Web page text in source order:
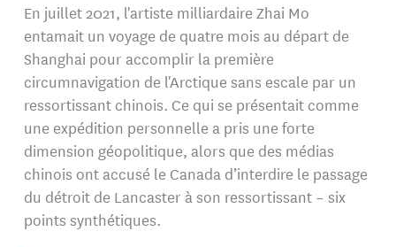
En juillet 2021, l'artiste milliardaire Zhai Mo
entamait un voyage de quatre mois au départ de
Shanghai pour accomplir la première
circumnavigation de l'Arctique sans escale par un
ressortissant chinois. Ce qui se présentait comme
une expédition personnelle a pris une forte
dimension géopolitique, alors que des médias
chinois ont accusé le Canada d’interdire le passage
du détroit de Lancaster à son ressortissant – six
points synthétiques.